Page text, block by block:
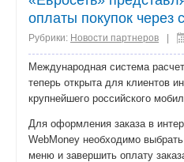
оплаты покупок через
Рубрики: Новости партнеров
Международная система
теперь открыта для клиентов
крупнейшего российского
Для оформления заказа в
WebMoney необходимо
меню и завершить оплату